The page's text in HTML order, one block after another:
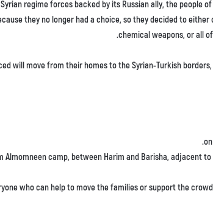
regime forces backed by its Russian ally, the people
they no longer had a choice, so they decided to either
chemical weapons, or all
will move from their homes to the Syrian-Turkish
Almomneen camp, between Harim and Barisha, adjacent
who can help to move the families or support the crowd,